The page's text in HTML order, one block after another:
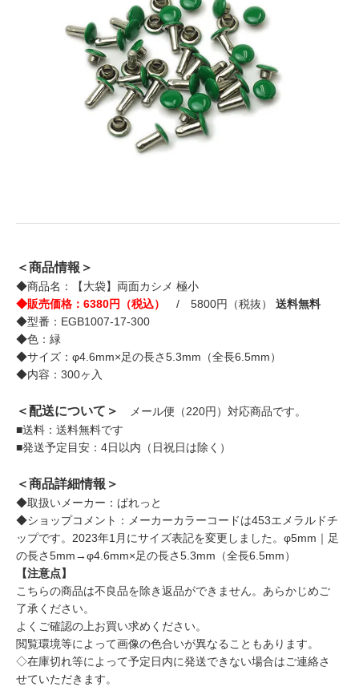
＜商品情報＞
◆商品名：【大袋】両面カシメ 極小
◆販売価格：6380円（税込）
/ 5800円（税抜） 送料無料
◆型番：EGB1007-17-300
◆色：緑
◆サイズ：φ4.6mm×足の長さ5.3mm（全長6.5mm）
◆内容：300ヶ入
＜配送について＞
メール便（220円）対応商品です。
■送料：送料無料です
■発送予定目安：4日以内（日祝日は除く）
＜商品詳細情報＞
◆取扱いメーカー：ぱれっと
◆ショップコメント：メーカーカラーコードは453エメラルドチ
ップです。2023年1月にサイズ表記を変更しました。φ5mm｜足
の長さ5mm→φ4.6mm×足の長さ5.3mm（全長6.5mm）
【注意点】
こちらの商品は不良品を除き返品ができません。あらかじめご
了承ください。
よくご確認の上お買い求めください。
閲覧環境等によって画像の色合いが異なることもあります。
◇在庫切れ等によって予定日内に発送できない場合はご連絡さ
せていただきます。